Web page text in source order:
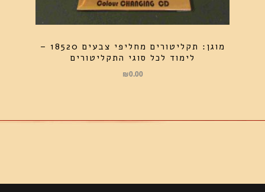
מוגן: תקליטורים מחליפי צבעים 18520 –
לימוד לכל סוגי התקליטורים
₪0.00